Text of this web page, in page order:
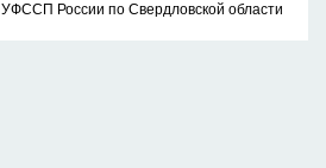
УФССП России по Свердловской области